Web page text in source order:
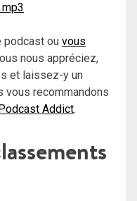
podcast ou vous
nous appréciez,
et laissez-y un
vous recommandons
Addict.